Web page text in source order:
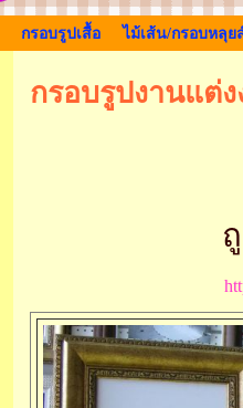
กรอบรูปเสื้อ ไม้เส้น/กรอบหลุย
กรอบรูปงานแต่ง